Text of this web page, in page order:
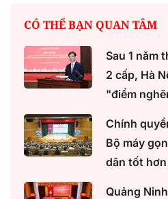
CÓ THỂ BẠN QUAN TÂM
Sau 1 năm
2 cấp, Hà
"điểm
Chính
Bộ máy
dân tốt hơn
Quảng